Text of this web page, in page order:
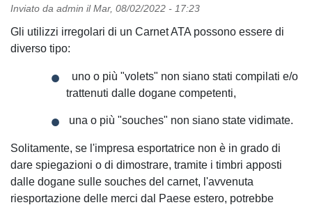
Inviato da admin ilMar, 08/02/2022 - 17:23
Gli utilizzi irregolari di un Carnet ATA possono essere di
diverso tipo:
uno o più "volets" non siano stati compilati e/o
trattenuti dalle dogane competenti,
una o più "souches" non siano state vidimate.
Solitamente, se l'impresa esportatrice non è in grado di
dare spiegazioni o di dimostrare, tramite i timbri apposti
dalle dogane sulle souches del carnet, l'avvenuta
riesportazione delle merci dal Paese estero, potrebbe